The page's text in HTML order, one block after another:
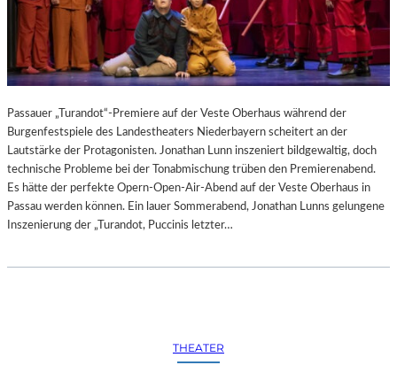
Passauer „Turandot“-Premiere auf der Veste Oberhaus während der
Burgenfestspiele des Landestheaters Niederbayern scheitert an der
Lautstärke der Protagonisten. Jonathan Lunn inszeniert bildgewaltig, doch
technische Probleme bei der Tonabmischung trüben den Premierenabend.
Es hätte der perfekte Opern-Open-Air-Abend auf der Veste Oberhaus in
Passau werden können. Ein lauer Sommerabend, Jonathan Lunns gelungene
Inszenierung der „Turandot, Puccinis letzter…
THEATER